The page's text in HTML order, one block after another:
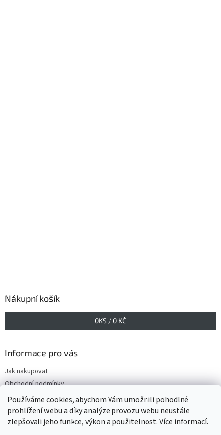
Používáme cookies, abychom Vám umožnili pohodlné
prohlížení webu a díky analýze provozu webu neustále
zlepšovali jeho funkce, výkon a použitelnost.Více informací.
Nákupní košík
0KS / 0 KČ
Informace pro vás
Jak nakupovat
Obchodní podmínky
Podmínky ochrany osobních údajů